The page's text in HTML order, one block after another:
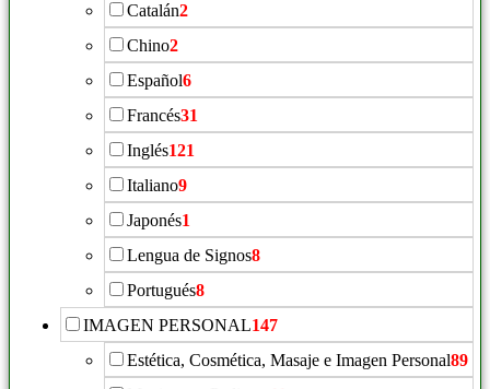
Catalán2
Chino2
Español6
Francés31
Inglés121
Italiano9
Japonés1
Lengua de Signos8
Portugués8
IMAGEN PERSONAL147
Estética, Cosmética, Masaje e Imagen Personal89